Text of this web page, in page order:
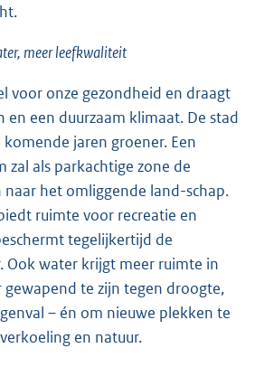
meer leefkwaliteit
voor onze gezondheid en draagt
en een duurzaam klimaat. De stad
jaren groener. Een
zal als parkachtige zone de
naar het omliggende land-schap.
ruimte voor recreatie en
tegelijkertijd de
Ook water krijgt meer ruimte in
gewapend te zijn tegen droogte,
– én om nieuwe plekken te
en natuur.